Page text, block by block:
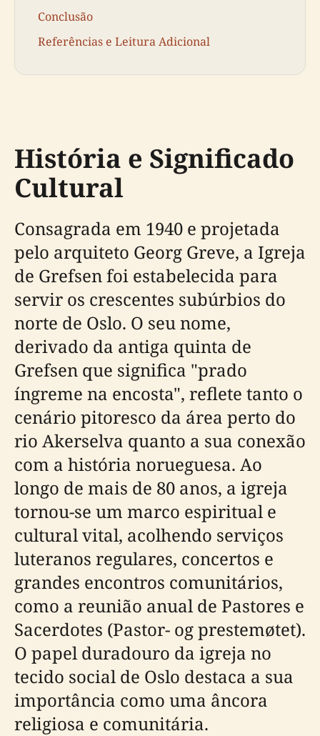
Conclusão
Referências e Leitura Adicional
História e Significado
Cultural
Consagrada em 1940 e projetada
pelo arquiteto Georg Greve, a Igreja
de Grefsen foi estabelecida para
servir os crescentes subúrbios do
norte de Oslo. O seu nome,
derivado da antiga quinta de
Grefsen que significa "prado
íngreme na encosta", reflete tanto o
cenário pitoresco da área perto do
rio Akerselva quanto a sua conexão
com a história norueguesa. Ao
longo de mais de 80 anos, a igreja
tornou-se um marco espiritual e
cultural vital, acolhendo serviços
luteranos regulares, concertos e
grandes encontros comunitários,
como a reunião anual de Pastores e
Sacerdotes (Pastor- og prestemøtet).
O papel duradouro da igreja no
tecido social de Oslo destaca a sua
importância como uma âncora
religiosa e comunitária.